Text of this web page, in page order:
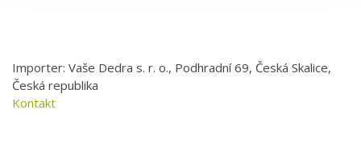
Importer: Vaše Dedra s. r. o., Podhradní 69, Česká Skalice,
Česká republika
Kontakt